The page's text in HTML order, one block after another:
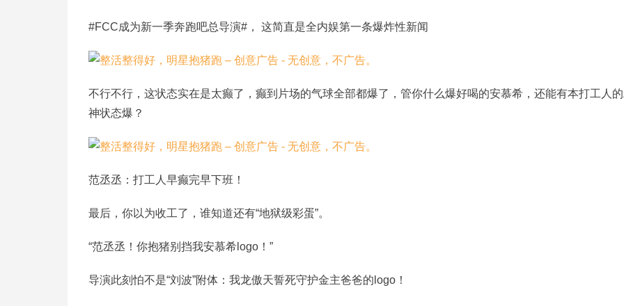
#FCC成为新一季奔跑吧总导演#， 这简直是全内娱第一条爆炸性新闻
不行不行，这状态实在是太癫了，癫到片场的气球全部都爆了，管你什么爆好喝的安慕希，还能有本打工人
神状态爆？
范丞丞：打工人早癫完早下班！
最后，你以为收工了，谁知道还有“地狱级彩蛋”。
“范丞丞！你抱猪别挡我安慕希logo！”
导演此刻怕不是“刘波”附体：我龙傲天誓死守护金主爸爸的logo！